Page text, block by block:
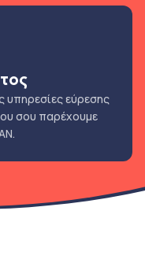
υπηρεσίες εύρεσης
σου παρέχουμε